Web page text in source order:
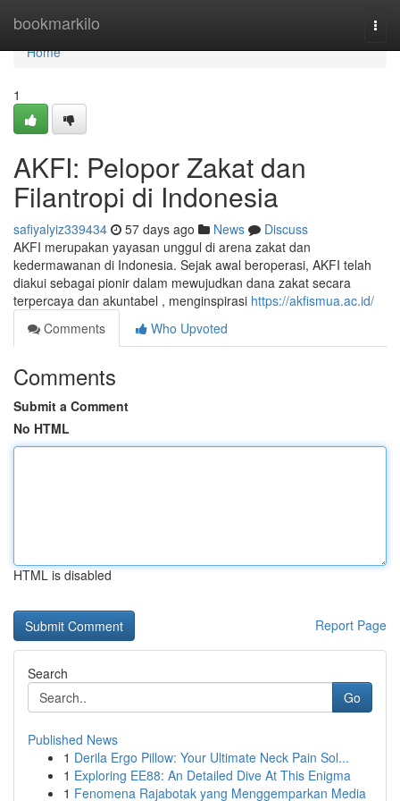
bookmarkilo
Home
Home
1
AKFI: Pelopor Zakat dan
Filantropi di Indonesia
safiyalyiz339434 57 days ago News
Discuss
AKFI merupakan yayasan unggul di arena zakat dan
kedermawanan di Indonesia. Sejak awal beroperasi, AKFI telah
diakui sebagai pionir dalam mewujudkan dana zakat secara
terpercaya dan akuntabel , menginspirasi https://akfismua.ac.id/
Comments
Who Upvoted
Comments
Submit a Comment
No HTML
HTML is disabled
Report Page
Search
Go
Published News
1 Derila Ergo Pillow: Your Ultimate Neck Pain Sol...
1 Exploring EE88: An Detailed Dive At This Enigma
1 Fenomena Rajabotak yang Menggemparkan Media